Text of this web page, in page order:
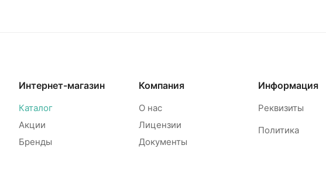
Интернет-магазин
Каталог
Акции
Бренды
Компания
О нас
Лицензии
Документы
Информация
Реквизиты
Политика